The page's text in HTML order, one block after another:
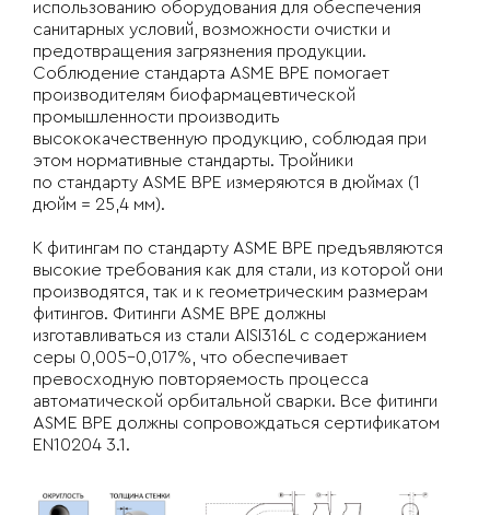
использованию оборудования для обеспечения
санитарных условий, возможности очистки и
предотвращения загрязнения продукции.
Соблюдение стандарта ASME BPE помогает
производителям биофармацевтической
промышленности производить
высококачественную продукцию, соблюдая при
этом нормативные стандарты. Тройники
по стандарту ASME BPE измеряются в дюймах (1
дюйм = 25,4 мм).
К фитингам по стандарту ASME BPE предъявляются
высокие требования как для стали, из которой они
производятся, так и к геометрическим размерам
фитингов. Фитинги ASME BPE должны
изготавливаться из стали AISI316L с содержанием
серы 0,005-0,017%, что обеспечивает
превосходную повторяемость процесса
автоматической орбитальной сварки. Все фитинги
ASME BPE должны сопровождаться сертификатом
EN10204 3.1.